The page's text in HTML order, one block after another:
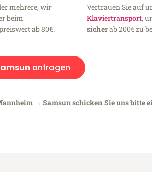
mehrere, wir
beim
ab 80€.
Vertrauen Sie auf
Klaviertransport,
sicherab 200€ zu
anfragen
→ Samsun schicken Sie uns bitte